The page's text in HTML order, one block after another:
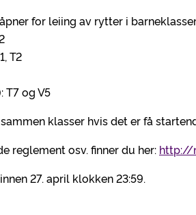
for leiing av rytter i
T2
T7 og V5
klasser hvis det er få
reglement osv. finner du her: http://
27. april klokken 23:59.